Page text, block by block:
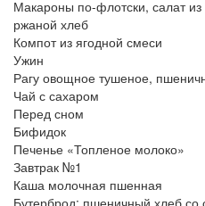
Макароны по-флотски, салат
ржаной хлеб
Компот из ягодной смеси
Ужин
Рагу овощное тушеное,
Чай с сахаром
Перед сном
Бифидок
Печенье «Топленое молоко»
Завтрак №1
Каша молочная пшенная
Бутерброд: пшеничный хлеб